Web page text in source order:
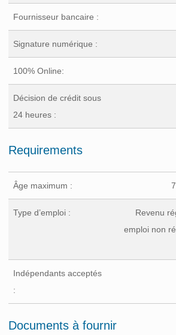
Fournisseur bancaire :
Signature numérique :
100% Online:
Décision de crédit sous
24 heures :
Requirements
Âge maximum :
Type d’emploi :
Revenu
emploi non
Indépendants acceptés
:
Documents à fournir